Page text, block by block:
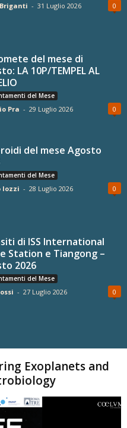
- 31 Luglio 2026 0
del mese di
LA 10P/TEMPEL AL
del Mese
Pra - 29 Luglio 2026 0
del mese Agosto
del Mese
Iozzi - 28 Luglio 2026 0
di ISS International
Station e Tiangong –
2026
del Mese
- 27 Luglio 2026 0
Exoplanets and